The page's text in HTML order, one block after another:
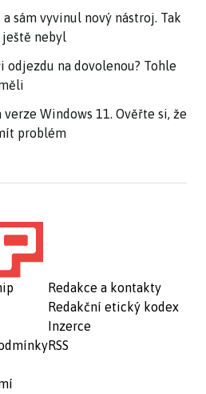
sám vyvinul nový nástroj. Tak
nebyl
na dovolenou? Tohle
Windows 11. Ověřte si, že
problém
Redakce a kontakty
Redakční etický kodex
Inzerce
RSS